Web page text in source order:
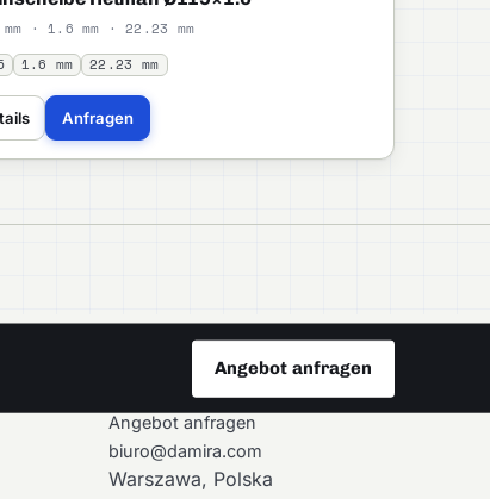
· 1.6 mm · 22.23 mm
1.6 mm 22.23 mm
Anfragen
Angebot anfragen
Angebot anfragen
biuro@damira.com
Warszawa, Polska